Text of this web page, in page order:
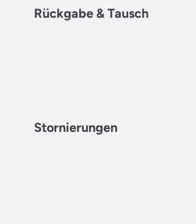
Rückgabe & Tausch
Stornierungen